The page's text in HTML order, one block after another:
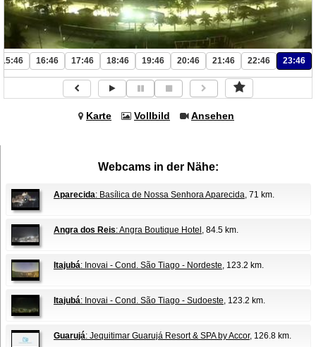
15:46 16:46 17:46 18:46 19:46 20:46 21:46 22:46 23:46
Karte Vollbild Ansehen
Webcams in der Nähe:
Aparecida: Basílica de Nossa Senhora Aparecida, 71 km.
Angra dos Reis: Angra Boutique Hotel , 84.5 km.
Itajubá: Inovai - Cond. São Tiago - Nordeste, 123.2 km.
Itajubá: Inovai - Cond. São Tiago - Sudoeste, 123.2 km.
Guarujá: Jequitimar Guarujá Resort & SPA by Accor, 126.8 km.